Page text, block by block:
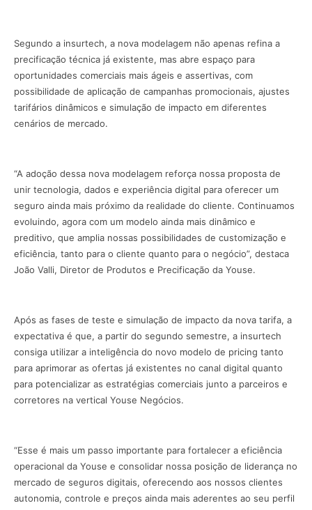
Segundo a insurtech, a nova modelagem não apenas refina a
precificação técnica já existente, mas abre espaço para
oportunidades comerciais mais ágeis e assertivas, com
possibilidade de aplicação de campanhas promocionais, ajustes
tarifários dinâmicos e simulação de impacto em diferentes
cenários de mercado.
“A adoção dessa nova modelagem reforça nossa proposta de
unir tecnologia, dados e experiência digital para oferecer um
seguro ainda mais próximo da realidade do cliente. Continuamos
evoluindo, agora com um modelo ainda mais dinâmico e
preditivo, que amplia nossas possibilidades de customização e
eficiência, tanto para o cliente quanto para o negócio”, destaca
João Valli, Diretor de Produtos e Precificação da Youse.
Após as fases de teste e simulação de impacto da nova tarifa, a
expectativa é que, a partir do segundo semestre, a insurtech
consiga utilizar a inteligência do novo modelo de pricing tanto
para aprimorar as ofertas já existentes no canal digital quanto
para potencializar as estratégias comerciais junto a parceiros e
corretores na vertical Youse Negócios.
“Esse é mais um passo importante para fortalecer a eficiência
operacional da Youse e consolidar nossa posição de liderança no
mercado de seguros digitais, oferecendo aos nossos clientes
autonomia, controle e preços ainda mais aderentes ao seu perfil